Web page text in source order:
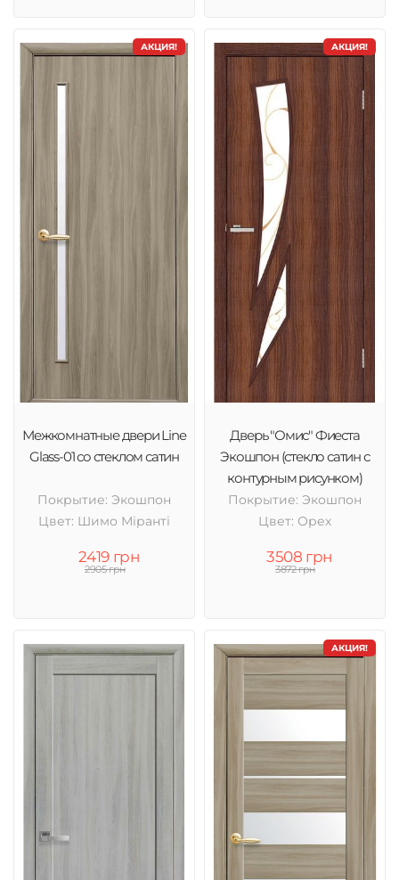
АКЦИЯ!
Межкомнатные двери Line
Glass-01 со стеклом сатин
Покрытие: Экошпон
Цвет: Шимо Міранті
2419 грн
2905 грн
АКЦИЯ!
Дверь "Омис" Фиеста
Экошпон (стекло сатин с
контурным рисунком)
Покрытие: Экошпон
Цвет: Орех
3508 грн
3872 грн
АКЦИЯ!